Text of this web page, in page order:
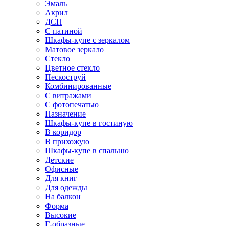
Эмаль
Акрил
ДСП
С патиной
Шкафы-купе с зеркалом
Матовое зеркало
Стекло
Цветное стекло
Пескоструй
Комбинированные
С витражами
С фотопечатью
Назначение
Шкафы-купе в гостиную
В коридор
В прихожую
Шкафы-купе в спальню
Детские
Офисные
Для книг
Для одежды
На балкон
Форма
Высокие
Г-образные